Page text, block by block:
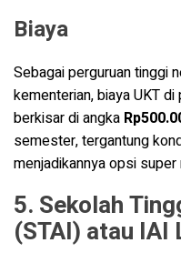
Biaya
Sebagai perguruan tinggi
kementerian, biaya UKT
berkisar di angka
semester, tergantung
menjadikannya opsi super
5. Sekolah
(STAI) atau IAI